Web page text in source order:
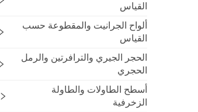
القياس
ألواح الجرانيت والمقطوعة حسب
القياس
الحجر الجيري والترافرتين والرمل
الحجري
أسطح الطاولات والطاولة
الزخرفية